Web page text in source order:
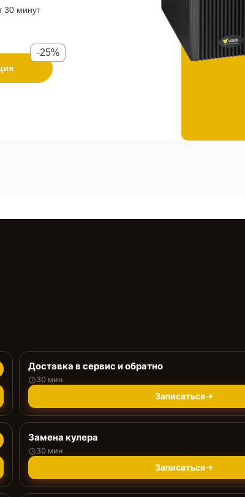
30 минут
-25%
Доставка в сервис и обратно
30 мин
Записаться
Замена кулера
30 мин
Записаться